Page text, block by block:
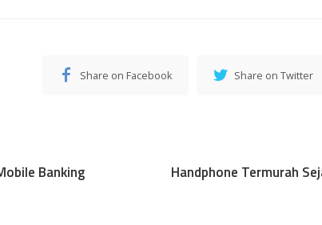
Share on Facebook Share on Twitter
Banking Handphone Termurah